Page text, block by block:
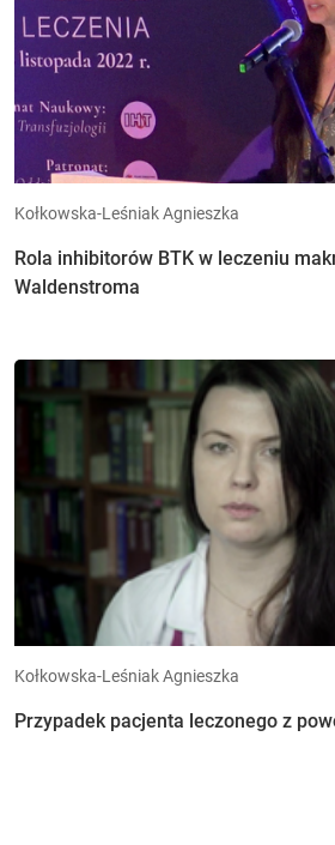
Kołkowska-Leśniak Agnieszka
Rola inhibitorów BTK w leczeniu
Waldenstroma
Kołkowska-Leśniak Agnieszka
Przypadek pacjenta leczonego z